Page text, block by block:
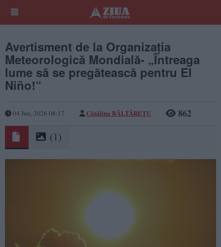
Avertisment de la Organizația
Meteorologică Mondială- „Întreaga
lume să se pregătească pentru El
Niño!“
04 Jun, 2026 08:17 Cătălina BĂLTĂREȚU 862
(1)